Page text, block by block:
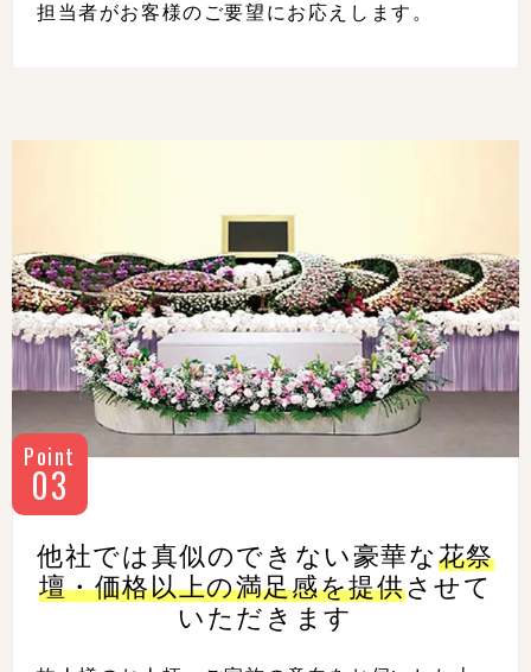
担当者がお客様のご要望にお応えします。
Point
03
他社では真似のできない豪華な 花祭
壇・価格以上の満足感を提供させて
いただきます